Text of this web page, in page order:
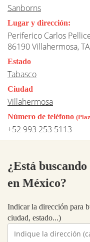
Sanborns
Lugar y dirección:
Periferico Carlos
86190 Villahermosa,
Estado
Tabasco
Ciudad
Villahermosa
Número de teléfono
+52 993 253 5113
¿Está
en México?
Indicar la dirección para
ciudad, estado...)